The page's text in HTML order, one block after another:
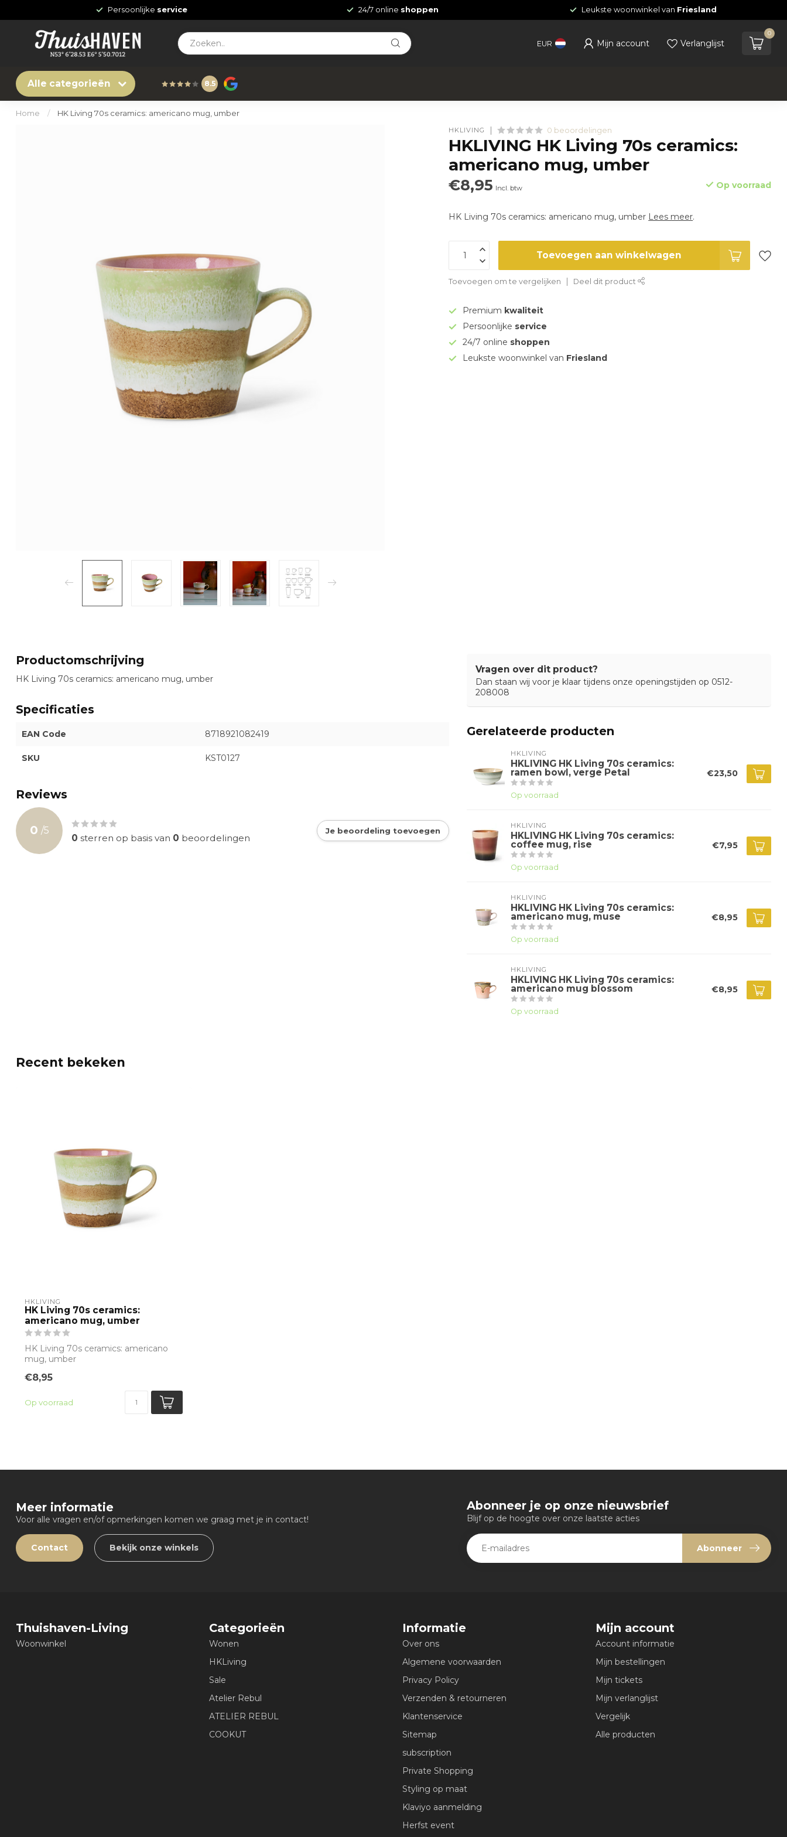
Persoonlijke service 24/7 online shoppen Leukste woonwinkel van Friesland
EUR Mijn account Verlanglijst
0
Alle categorieën 8.5
Home / HK Living 70s ceramics: americano mug, umber
HKLIVING 0 beoordelingen
HKLIVING HK Living 70s ceramics:
americano mug, umber
€8,95 Incl. btw Op voorraad
HK Living 70s ceramics: americano mug, umber Lees meer.
Toevoegen aan winkelwagen
Toevoegen om te vergelijken Deel dit product
Premium kwaliteit
Persoonlijke service
24/7 online shoppen
Leukste woonwinkel van Friesland
Productomschrijving
HK Living 70s ceramics: americano mug, umber
Specificaties
EAN Code 8718921082419
SKU KST0127
Reviews
0 /5
0 sterren op basis van 0 beoordelingen
Je beoordeling toevoegen
Vragen over dit product?
Dan staan wij voor je klaar tijdens onze openingstijden op 0512-
208008
Gerelateerde producten
HKLIVING
HKLIVING HK Living 70s ceramics:
ramen bowl, verge Petal
Op voorraad
€23,50
HKLIVING
HKLIVING HK Living 70s ceramics:
coffee mug, rise
Op voorraad
€7,95
HKLIVING
HKLIVING HK Living 70s ceramics:
americano mug, muse
Op voorraad
€8,95
HKLIVING
HKLIVING HK Living 70s ceramics:
americano mug blossom
Op voorraad
€8,95
Recent bekeken
HKLIVING
HK Living 70s ceramics:
americano mug, umber
HK Living 70s ceramics: americano
mug, umber
€8,95
Op voorraad
Meer informatie
Voor alle vragen en/of opmerkingen komen we graag met je in contact!
Contact Bekijk onze winkels
Abonneer je op onze nieuwsbrief
Blijf op de hoogte over onze laatste acties
Abonneer
Thuishaven-Living
Woonwinkel
Categorieën
Wonen
HKLiving
Sale
Atelier Rebul
ATELIER REBUL
COOKUT
Informatie
Over ons
Algemene voorwaarden
Privacy Policy
Verzenden & retourneren
Klantenservice
Sitemap
subscription
Private Shopping
Styling op maat
Klaviyo aanmelding
Herfst event
Mijn account
Account informatie
Mijn bestellingen
Mijn tickets
Mijn verlanglijst
Vergelijk
Alle producten